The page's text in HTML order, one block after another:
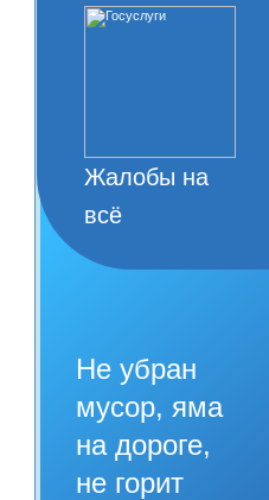
Жалобы на
всё
Не убран
мусор, яма
на дороге,
не горит